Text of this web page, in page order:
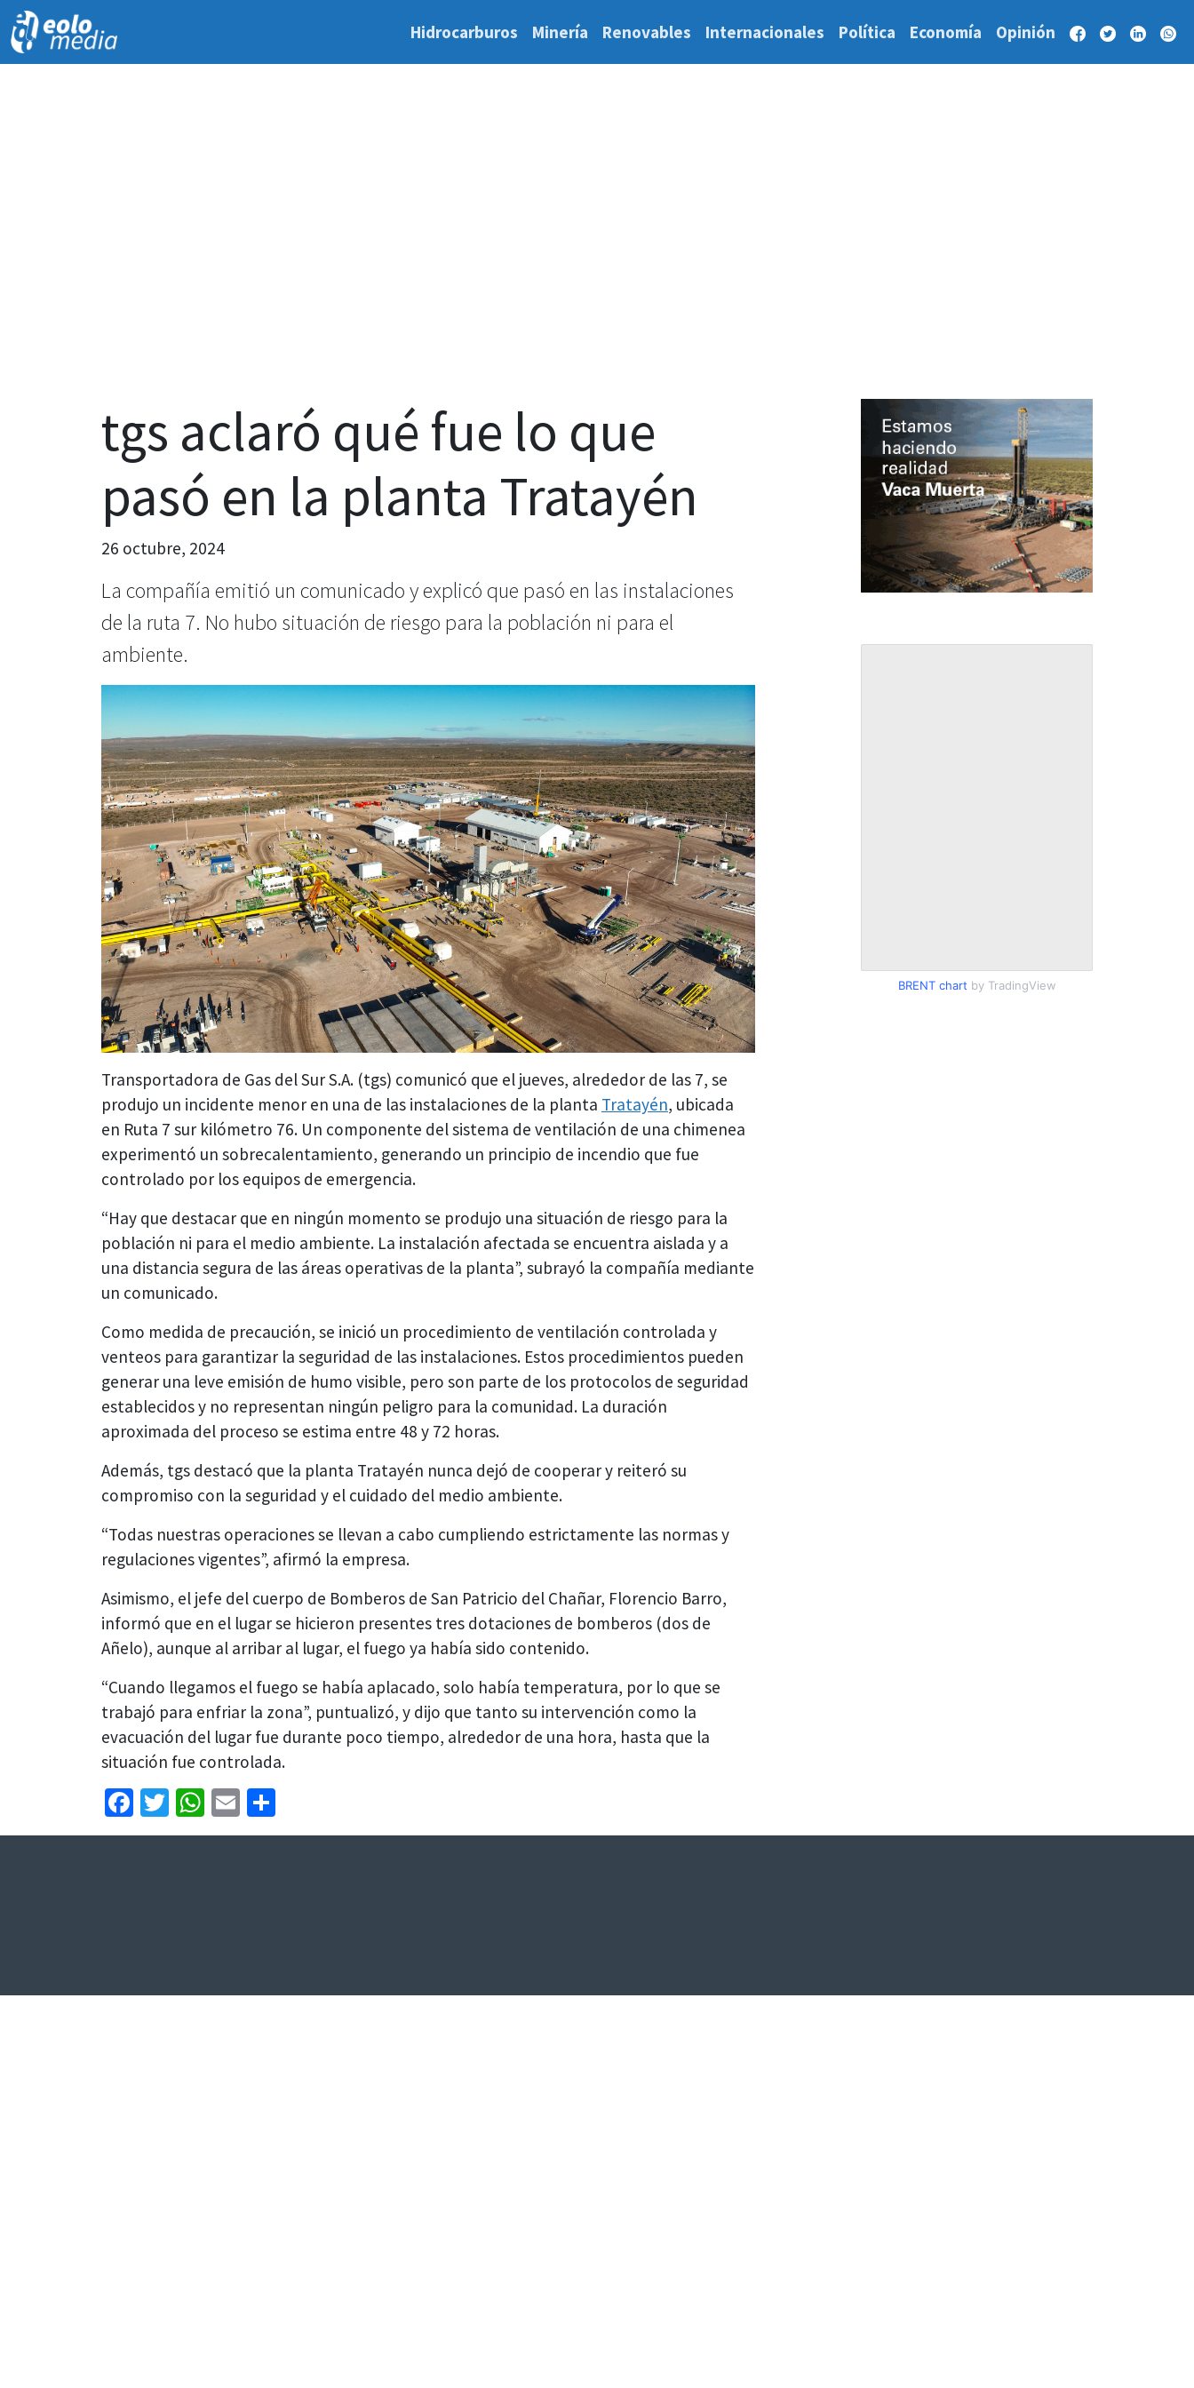
Hidrocarburos Minería Renovables Internacionales Política Economía Opinión
tgs aclaró qué fue lo que
pasó en la planta Tratayén
26 octubre, 2024
La compañía emitió un comunicado y explicó que pasó en las instalaciones
de la ruta 7. No hubo situación de riesgo para la población ni para el
ambiente.
Transportadora de Gas del Sur S.A. (tgs) comunicó que el jueves, alrededor de las 7, se
produjo un incidente menor en una de las instalaciones de la planta Tratayén, ubicada
en Ruta 7 sur kilómetro 76. Un componente del sistema de ventilación de una chimenea
experimentó un sobrecalentamiento, generando un principio de incendio que fue
controlado por los equipos de emergencia.
“Hay que destacar que en ningún momento se produjo una situación de riesgo para la
población ni para el medio ambiente. La instalación afectada se encuentra aislada y a
una distancia segura de las áreas operativas de la planta”, subrayó la compañía mediante
un comunicado.
Como medida de precaución, se inició un procedimiento de ventilación controlada y
venteos para garantizar la seguridad de las instalaciones. Estos procedimientos pueden
generar una leve emisión de humo visible, pero son parte de los protocolos de seguridad
establecidos y no representan ningún peligro para la comunidad. La duración
aproximada del proceso se estima entre 48 y 72 horas.
Además, tgs destacó que la planta Tratayén nunca dejó de cooperar y reiteró su
compromiso con la seguridad y el cuidado del medio ambiente.
“Todas nuestras operaciones se llevan a cabo cumpliendo estrictamente las normas y
regulaciones vigentes”, afirmó la empresa.
Asimismo, el jefe del cuerpo de Bomberos de San Patricio del Chañar, Florencio Barro,
informó que en el lugar se hicieron presentes tres dotaciones de bomberos (dos de
Añelo), aunque al arribar al lugar, el fuego ya había sido contenido.
“Cuando llegamos el fuego se había aplacado, solo había temperatura, por lo que se
trabajó para enfriar la zona”, puntualizó, y dijo que tanto su intervención como la
evacuación del lugar fue durante poco tiempo, alrededor de una hora, hasta que la
situación fue controlada.
Facebook
Twitter
WhatsApp
Email
BRENT chart by TradingView